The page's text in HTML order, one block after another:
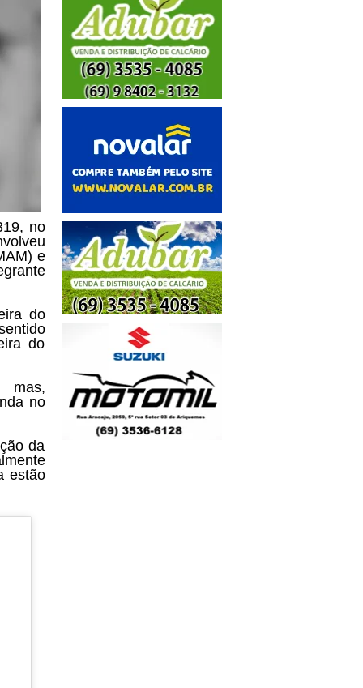
no
e
do
do
mas,
no
da
estão